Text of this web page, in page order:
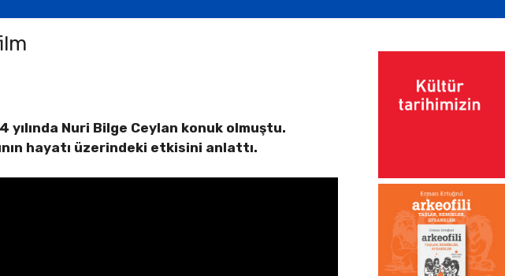
Nuri Bilge Ceylan konuk olmuştu.
hayatı üzerindeki etkisini anlattı.